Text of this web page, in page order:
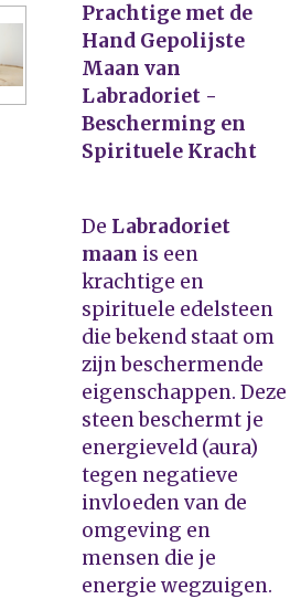
Prachtige met de
Hand Gepolijste
Maan van
Labradoriet -
Bescherming en
Spirituele Kracht
De Labradoriet
maan is een
krachtige en
spirituele edelsteen
die bekend staat om
zijn beschermende
eigenschappen. Deze
steen beschermt je
energieveld (aura)
tegen negatieve
invloeden van de
omgeving en
mensen die je
energie wegzuigen.